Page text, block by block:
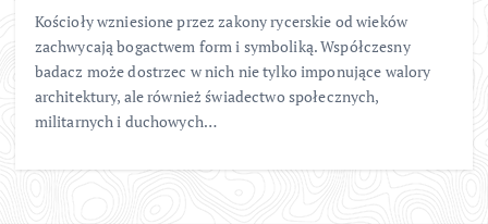
Kościoły wzniesione przez zakony rycerskie od wieków
zachwycają bogactwem form i symboliką. Współczesny
badacz może dostrzec w nich nie tylko imponujące walory
architektury, ale również świadectwo społecznych,
militarnych i duchowych…